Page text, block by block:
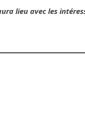
lieu avec les